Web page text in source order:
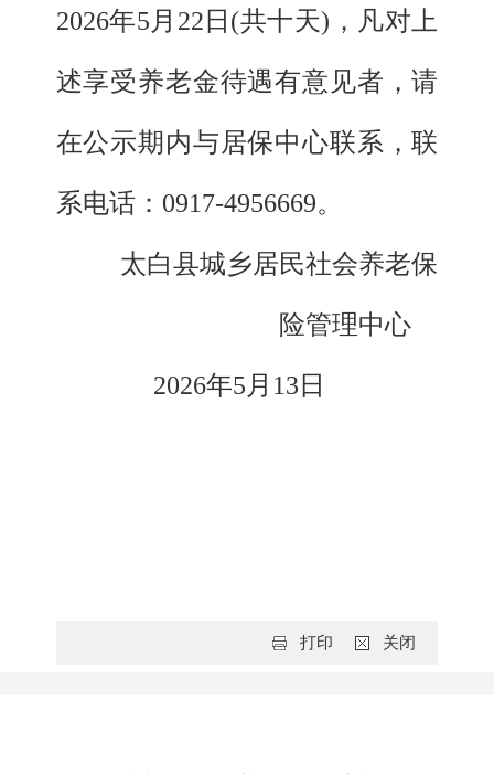
2026年5月22日(共十天)，凡对上
述享受养老金待遇有意见者，请
在公示期内与居保中心联系，联
系电话：0917-4956669。
太白县城乡居民社会养老保
险管理中心
2026年5月13日
关闭
打印